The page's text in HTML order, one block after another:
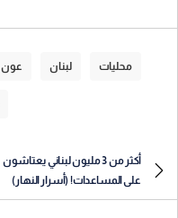
محليات لبنان عون
أكثر من 3 مليون لبناني يعتاشون
على المساعدات! (أسرار النهار)